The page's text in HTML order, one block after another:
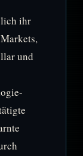
ihr
und